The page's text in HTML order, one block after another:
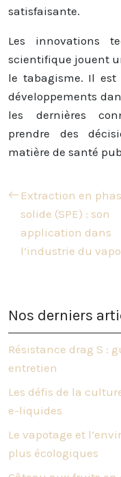
satisfaisante.
Les innovations
scientifique jouent
le tabagisme. Il
développements
les dernières
prendre des
matière de santé
Extraction en
solide (SPE) : son
application dans
l’industrie du
Nos derniers
Résistance drag S :
entretien
Les défis de la
e-liquides
Le vapotage et
plus écologiques